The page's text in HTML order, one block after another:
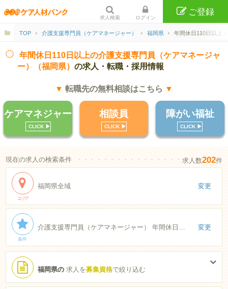
求人検索 ログイン
ご登録
TOP 介護支援専門員（ケアマネージャー） 福岡県 年間休日110日以上
年間休日110日以上の介護支援専門員（ケアマネージャ
ー）（福岡県）の求人・転職・採用情報
▼ 転職先の無料相談はこちら ▼
ケアマネジャー
CLICK ▶︎
相談員
CLICK ▶︎
障がい福祉
CLICK ▶︎
現在の求人の検索条件 ・・・・・・・・・・・・・・・・・・・・・・
求人数202件
エリア
福岡県全域 変更
条件
変更
福岡県の求人を募集資格で絞り込む